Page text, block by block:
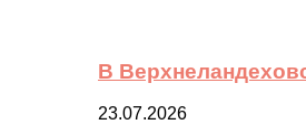
В
23.07.2026